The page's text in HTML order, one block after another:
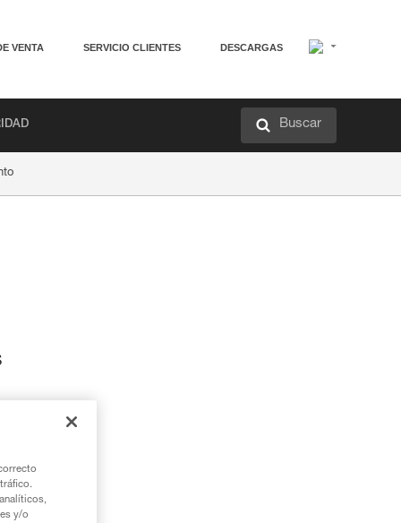
VENTA SERVICIO CLIENTES DESCARGAS
Buscar
y/o